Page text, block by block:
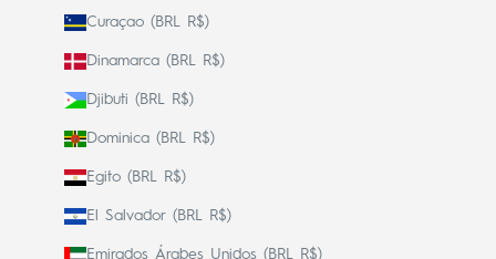
Curaçao (BRL R$)
Dinamarca (BRL R$)
Djibuti (BRL R$)
Dominica (BRL R$)
Egito (BRL R$)
El Salvador (BRL R$)
Emirados Árabes Unidos (BRL R$)